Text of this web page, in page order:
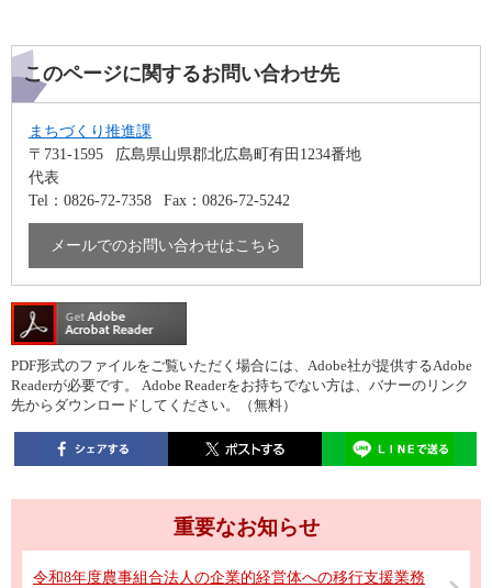
重要なお知らせ
令和8年度農事組合法人の企業的経営体への移行支援業務
このページに関するお問い合わせ先
まちづくり推進課
〒731-1595
広島県山県郡北広島町有田1234番地
代表
Tel：0826-72-7358
Fax：0826-72-5242
メールでのお問い合わせはこちら
PDF形式のファイルをご覧いただく場合には、Adobe社が提供するAdobe
Readerが必要です。
Adobe Readerをお持ちでない方は、バナーのリンク
先からダウンロードしてください。（無料）